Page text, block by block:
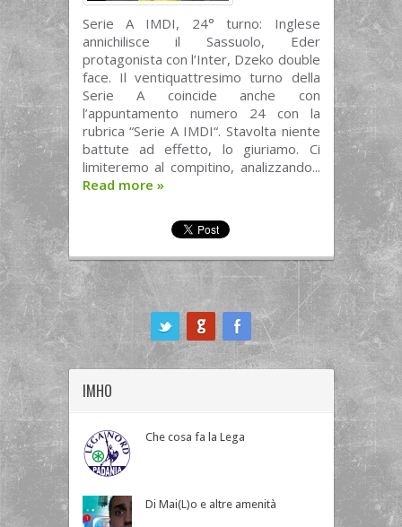
Serie A IMDI, 24° turno: Inglese
annichilisce il Sassuolo, Eder
protagonista con l’Inter, Dzeko double
face. Il ventiquattresimo turno della
Serie A coincide anche con
l’appuntamento numero 24 con la
rubrica “Serie A IMDI“. Stavolta niente
battute ad effetto, lo giuriamo. Ci
limiteremo al compitino, analizzando...
Read more »
IMHO
Che cosa fa la Lega
Di Mai(L)o e altre amenità